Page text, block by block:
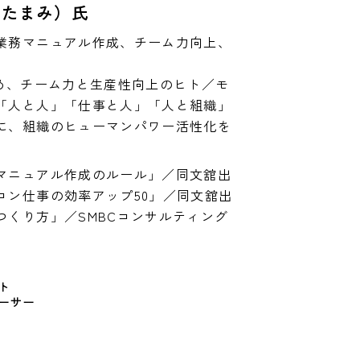
まみ）氏
マニュアル作成、チーム力向上、
チーム力と生産性向上のヒト／モ
と人」「仕事と人」「人と組織」
、組織のヒューマンパワー活性化を
ニュアル作成のルール」／同文舘出
ン仕事の効率アップ50」／同文舘出
くり方」／SMBCコンサルティング
サー